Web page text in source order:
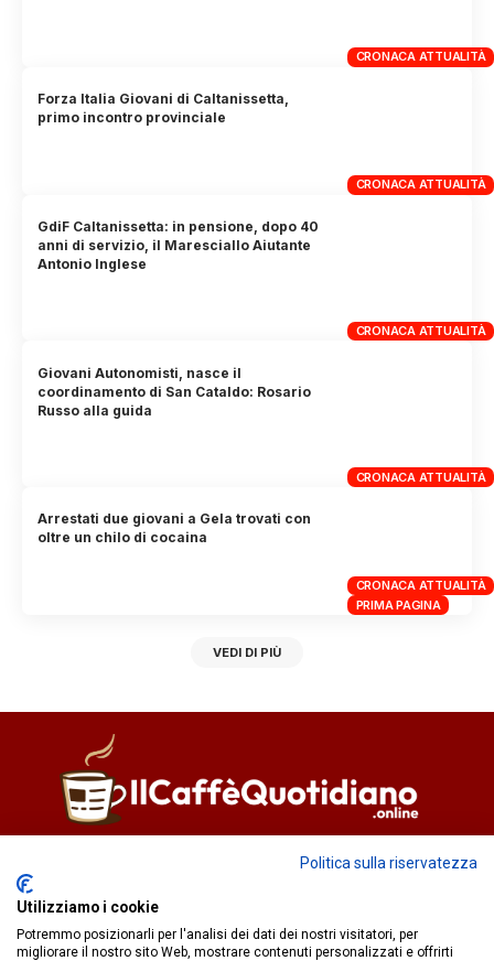
CRONACA ATTUALITÀ
CRONACA ATTUALITÀ
Forza Italia Giovani di Caltanissetta,
primo incontro provinciale
CRONACA ATTUALITÀ
GdiF Caltanissetta: in pensione, dopo 40
anni di servizio, il Maresciallo Aiutante
Antonio Inglese
CRONACA ATTUALITÀ
Giovani Autonomisti, nasce il
coordinamento di San Cataldo: Rosario
Russo alla guida
CRONACA ATTUALITÀ
PRIMA PAGINA
Arrestati due giovani a Gela trovati con
oltre un chilo di cocaina
VEDI DI PIÙ
Fiorella Falci
redazione@ilcaffequotidiano.online
C.F. 92076900858
Politica sulla riservatezza
Utilizziamo i cookie
Potremmo posizionarli per l'analisi dei dati dei nostri visitatori, per
migliorare il nostro sito Web, mostrare contenuti personalizzati e offrirti